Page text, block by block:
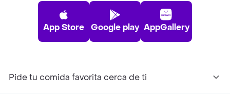
App Store Google play AppGallery
Pide tu comida favorita cerca de ti